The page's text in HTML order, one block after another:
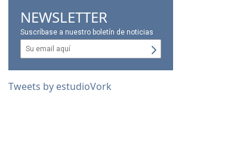
NEWSLETTER
Suscríbase a nuestro boletín de noticias
Tweets by estudioVork